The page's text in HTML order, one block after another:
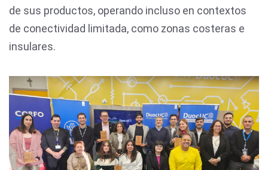
de sus productos, operando incluso en contextos
de conectividad limitada, como zonas costeras e
insulares.